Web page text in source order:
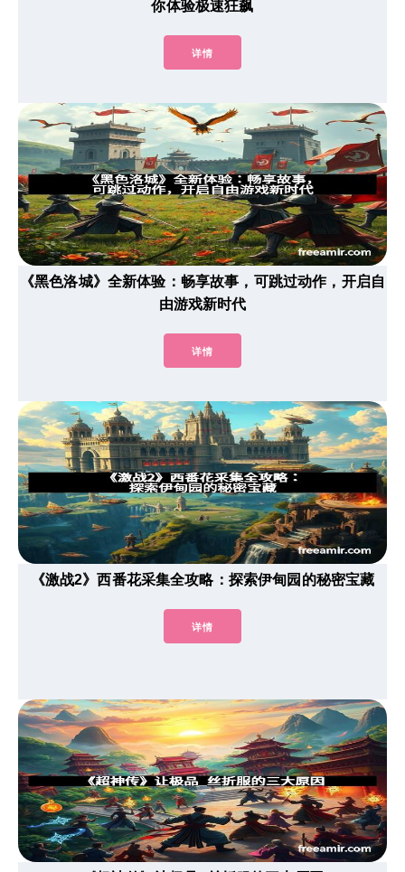
你体验极速狂飙
详情
《黑色洛城》全新体验：畅享故事，可跳过动作，开启自
由游戏新时代
详情
《激战2》西番花采集全攻略：探索伊甸园的秘密宝藏
详情